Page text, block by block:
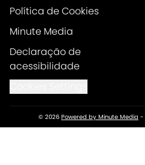
Política de Cookies
Minute Media
Declaração de
acessibilidade
© 2026 Powered by Minute Media -